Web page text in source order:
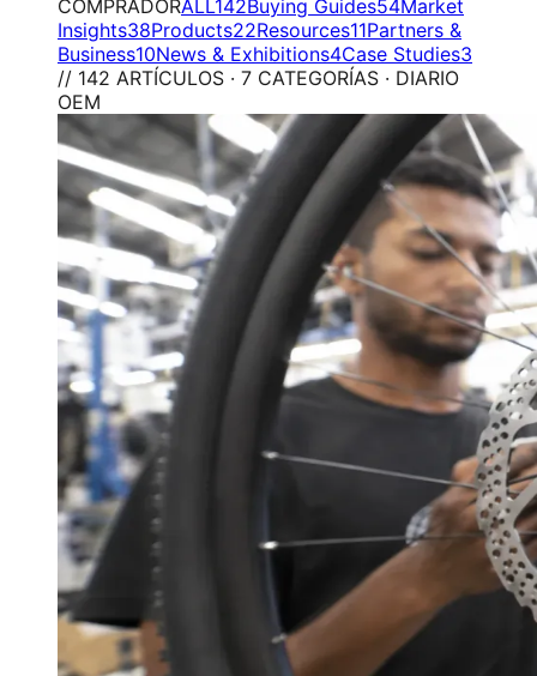
COMPRADORALL142Buying Guides54Market
Insights38Products22Resources11Partners &
Business10News & Exhibitions4Case Studies3
// 142 ARTÍCULOS · 7 CATEGORÍAS · DIARIO
OEM